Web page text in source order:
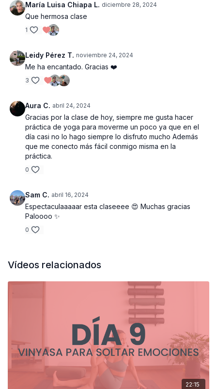
María Luisa Chiapa L. diciembre 28, 2024
Que hermosa clase
1
Leidy Pérez T. noviembre 24, 2024
Me ha encantado. Gracias ❤️
3
Aura C. abril 24, 2024
Gracias por la clase de hoy, siempre me gusta hacer
práctica de yoga para moverme un poco ya que en el
día casi no lo hago siempre lo disfruto mucho Además
que me conecto más fácil conmigo misma en la
práctica.
0
Sam C. abril 16, 2024
Espectaculaaaaar esta claseeee 😍 Muchas gracias
Paloooo ✨
0
Vídeos relacionados
22:15